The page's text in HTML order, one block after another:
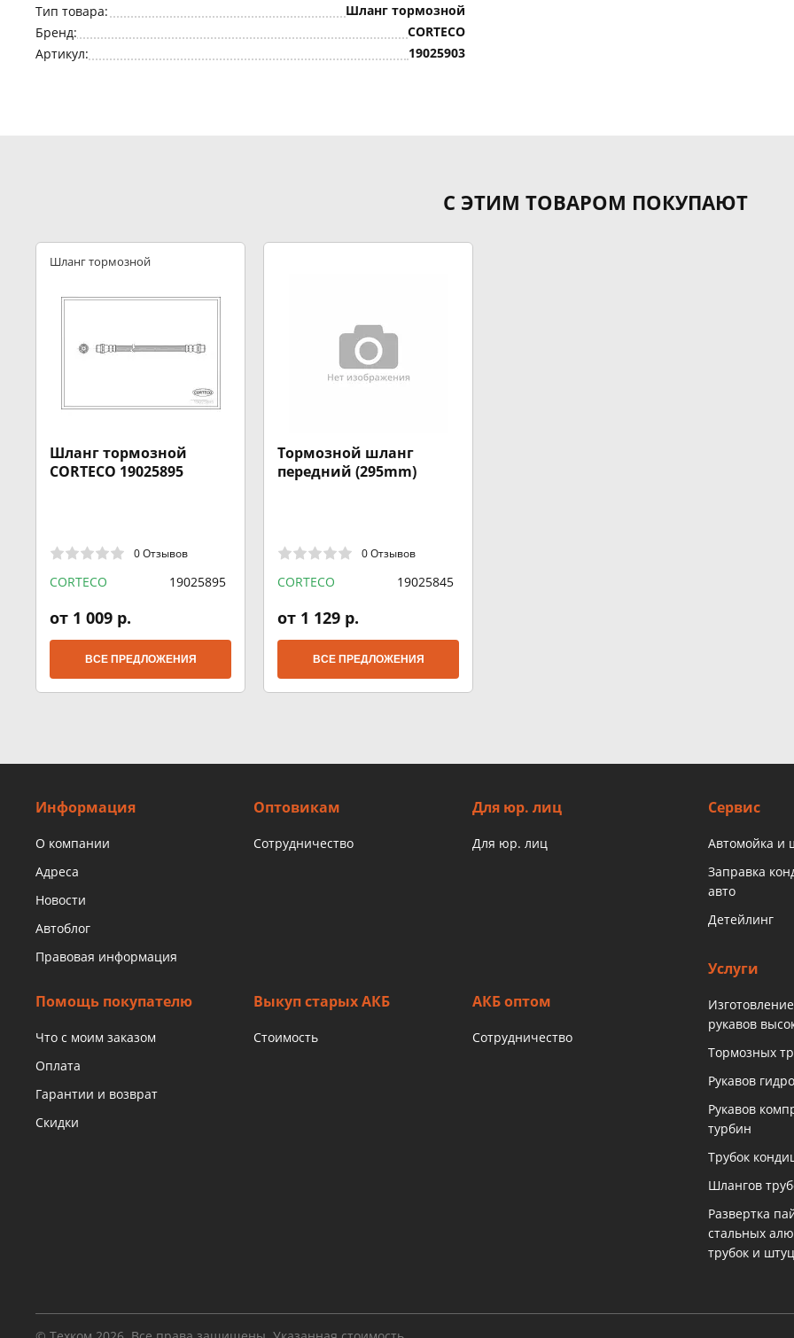
Тип товара:
Шланг тормозной
Бренд:
CORTECO
Артикул:
19025903
С ЭТИМ ТОВАРОМ ПОКУПАЮТ
Шланг тормозной
Шланг тормозной
CORTECO 19025895
0 Отзывов
CORTECO 19025895
от 1 009 р.
ВСЕ ПРЕДЛОЖЕНИЯ
Тормозной шланг
передний (295mm)
0 Отзывов
CORTECO 19025845
от 1 129 р.
ВСЕ ПРЕДЛОЖЕНИЯ
Информация
О компании
Адреса
Новости
Автоблог
Правовая информация
Оптовикам
Сотрудничество
Для юр. лиц
Для юр. лиц
Помощь покупателю
Что с моим заказом
Оплата
Гарантии и возврат
Скидки
Выкуп старых АКБ
Стоимость
АКБ оптом
Сотрудничество
Сервис
Автомойка и
Заправка
авто
Детейлинг
Услуги
рукавов
Тормозных
Рукавов
Рукавов
турбин
Трубок
Шлангов
Развертка
стальных
трубок и